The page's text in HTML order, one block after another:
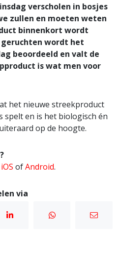
verscholen in bosjes
zullen en moeten weten
binnenkort wordt
geruchten wordt het
beoordeeld en valt de
is wat men voor
het nieuwe streekproduct
spelt en is het biologisch én
op de hoogte.
iOS ofAndroid.
via